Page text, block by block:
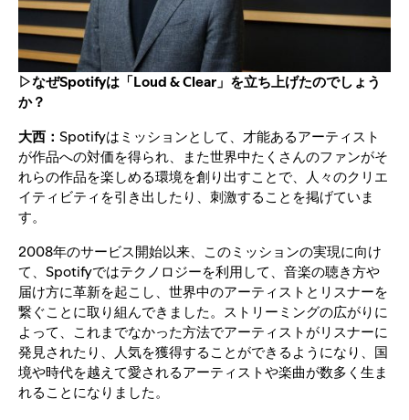
▷なぜSpotifyは「Loud & Clear」を立ち上げたのでしょう
か？
大西： Spotifyはミッションとして、才能あるアーティスト
が作品への対価を得られ、また世界中たくさんのファンがそ
れらの作品を楽しめる環境を創り出すことで、人々のクリエ
イティビティを引き出したり、刺激することを掲げていま
す。
2008年のサービス開始以来、このミッションの実現に向け
て、Spotifyではテクノロジーを利用して、音楽の聴き方や
届け方に革新を起こし、世界中のアーティストとリスナーを
繋ぐことに取り組んできました。ストリーミングの広がりに
よって、これまでなかった方法でアーティストがリスナーに
発見されたり、人気を獲得することができるようになり、国
境や時代を越えて愛されるアーティストや楽曲が数多く生ま
れることになりました。